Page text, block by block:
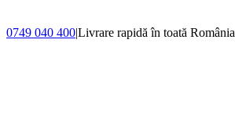
0749 040 400|Livrare rapidă în toată România